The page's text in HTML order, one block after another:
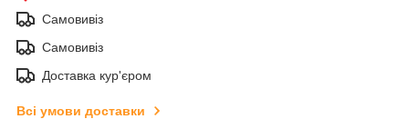
Самовивіз
Самовивіз
Доставка кур'єром
Всі умови доставки